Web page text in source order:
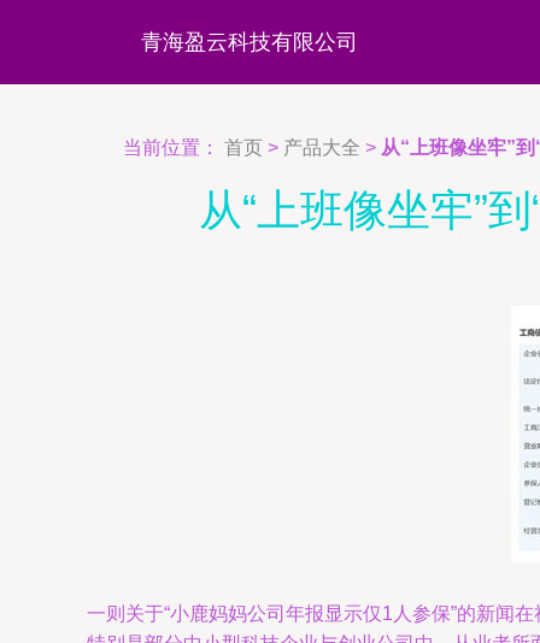
青海盈云科技有限公司
当前位置： 首页 > 产品大全 > 从“上班像坐牢”
从“上班像坐牢”
一则关于“小鹿妈妈公司年报显示仅1人参保”的新闻